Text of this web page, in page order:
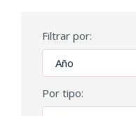
Filtrar por:
Por tipo: